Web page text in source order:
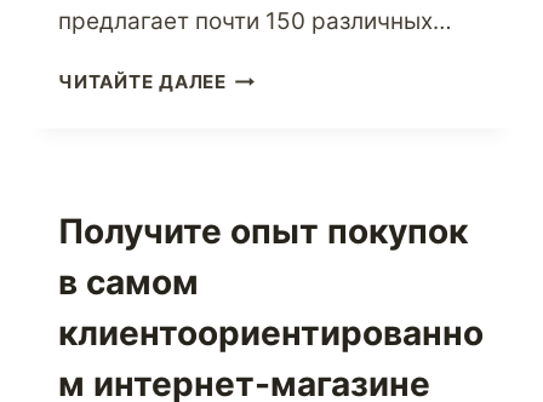
предлагает почти 150 различных…
ЧИТАЙТЕ ДАЛЕЕСТАНЬТЕ
ПРЯМО
СЕЙЧАС
Получите опыт покупок
в самом
клиентоориентированно
м интернет-магазине